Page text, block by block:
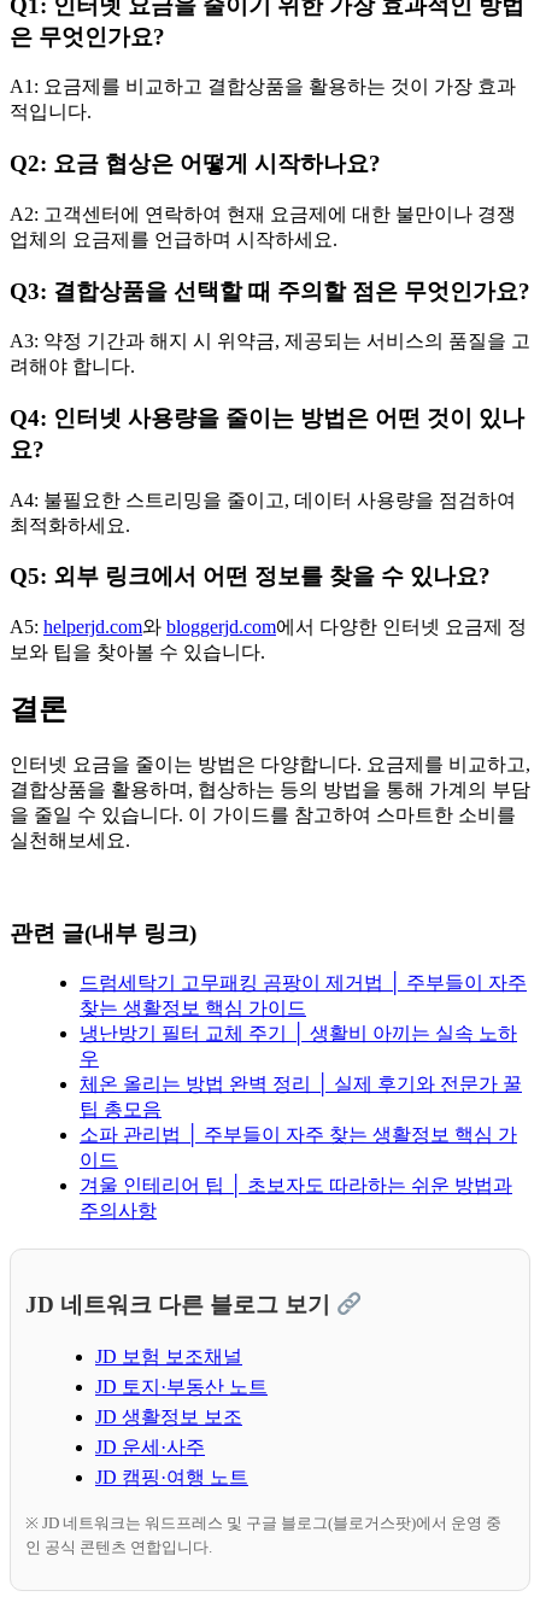
은 무엇인가요?
A1: 요금제를 비교하고 결합상품을 활용하는 것이 가장 효과
적입니다.
Q2: 요금 협상은 어떻게 시작하나요?
A2: 고객센터에 연락하여 현재 요금제에 대한 불만이나 경쟁
업체의 요금제를 언급하며 시작하세요.
Q3: 결합상품을 선택할 때 주의할 점은 무엇인가요?
A3: 약정 기간과 해지 시 위약금, 제공되는 서비스의 품질을 고
려해야 합니다.
Q4: 인터넷 사용량을 줄이는 방법은 어떤 것이 있나
요?
A4: 불필요한 스트리밍을 줄이고, 데이터 사용량을 점검하여
최적화하세요.
Q5: 외부 링크에서 어떤 정보를 찾을 수 있나요?
A5: helperjd.com와 bloggerjd.com에서 다양한 인터넷 요금제 정
보와 팁을 찾아볼 수 있습니다.
결론
인터넷 요금을 줄이는 방법은 다양합니다. 요금제를 비교하고,
결합상품을 활용하며, 협상하는 등의 방법을 통해 가계의 부담
을 줄일 수 있습니다. 이 가이드를 참고하여 스마트한 소비를
실천해보세요.
관련 글(내부 링크)
드럼세탁기 고무패킹 곰팡이 제거법 │ 주부들이 자주
찾는 생활정보 핵심 가이드
냉난방기 필터 교체 주기 │ 생활비 아끼는 실속 노하
우
체온 올리는 방법 완벽 정리 │ 실제 후기와 전문가 꿀
팁 총모음
소파 관리법 │ 주부들이 자주 찾는 생활정보 핵심 가
이드
겨울 인테리어 팁 │ 초보자도 따라하는 쉬운 방법과
주의사항
JD 네트워크 다른 블로그 보기
JD 보험 보조채널
JD 토지·부동산 노트
JD 생활정보 보조
JD 운세·사주
JD 캠핑·여행 노트
※ JD 네트워크는 워드프레스 및 구글 블로그(블로거스팟)에서 운영 중
인 공식 콘텐츠 연합입니다.